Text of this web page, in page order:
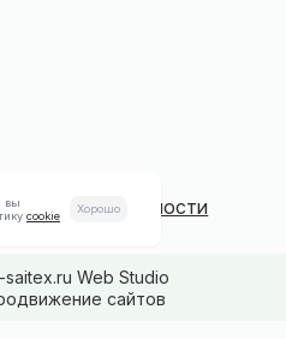
конфиденциальности
Web Studio
сайтов
вы
cookie
Хорошо